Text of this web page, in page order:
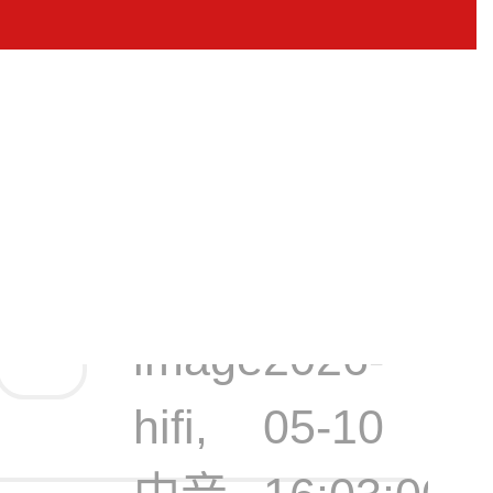
image
hifi,
2026-
05-10